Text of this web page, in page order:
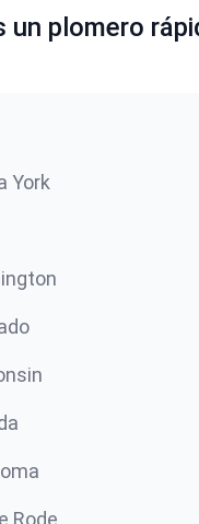
un plomero
York
Rode